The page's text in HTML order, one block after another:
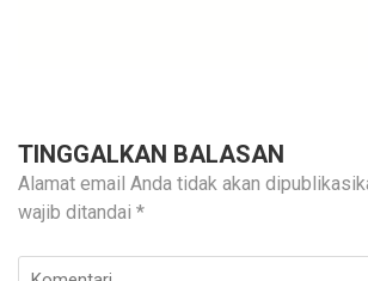
TINGGALKAN BALASAN
Alamat email Anda tidak akan
wajib ditandai *
Komentari